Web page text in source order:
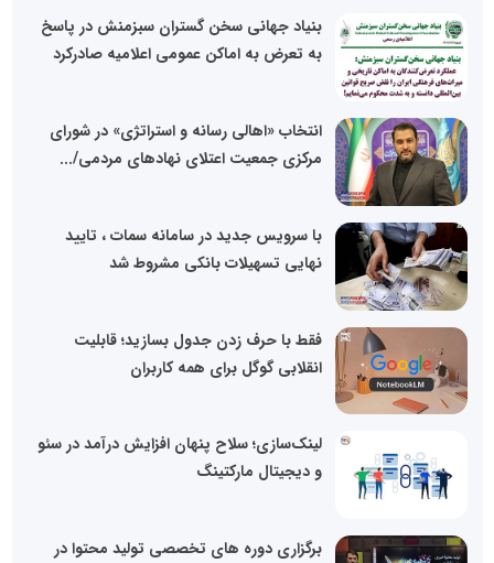
بنیاد جهانی سخن گستران سبزمنش در پاسخ
به تعرض به اماکن عمومی اعلامیه صادرکرد
انتخاب «اهالی رسانه و استراتژی» در شورای
مرکزی جمعیت اعتلای نهادهای مردمی/...
با سرویس جدید در سامانه سمات ، تایید
نهایی تسهیلات بانکی مشروط شد
فقط با حرف زدن جدول بسازید؛ قابلیت
انقلابی گوگل برای همه کاربران
لینک‌سازی؛ سلاح پنهان افزایش درآمد در سئو
و دیجیتال مارکتینگ
برگزاری دوره های تخصصی تولید محتوا در